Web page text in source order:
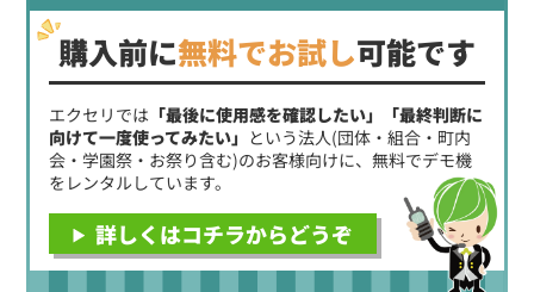
購入前に無料でお試し可能です
エクセリでは 「最後に使用感を確認したい」「最終判断に
向けて一度使ってみたい」 という法人(団体・組合・町内
会・学園祭・お祭り含む)のお客様向けに、無料でデモ機
をレンタルしています。
詳しくはコチラからどうぞ